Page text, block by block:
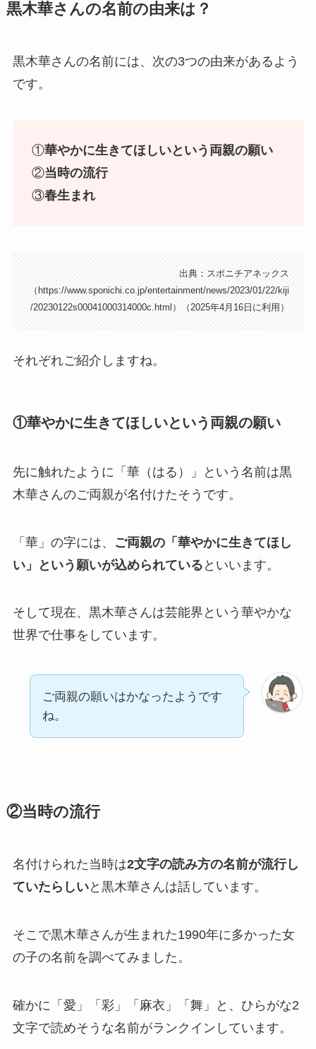
黒木華さんの名前の由来は？
黒木華さんの名前には、次の3つの由来があるよう
です。
①華やかに生きてほしいという両親の願い
②当時の流行
③春生まれ
出典：スポニチアネックス
（https://www.sponichi.co.jp/entertainment/news/2023/01/22/kiji
/20230122s00041000314000c.html）（2025年4月16日に利用）
それぞれご紹介しますね。
①華やかに生きてほしいという両親の願い
先に触れたように「華（はる）」という名前は黒
木華さんのご両親が名付けたそうです。
「華」の字には、
ご両親の「華やかに生きてほし
い」という願いが込められている といいます。
そして現在、黒木華さんは芸能界という華やかな
世界で仕事をしています。
ご両親の願いはかなったようです
ね。
②当時の流行
名付けられた当時は2文字の読み方の名前が流行し
ていたらしいと黒木華さんは話しています。
そこで黒木華さんが生まれた1990年に多かった女
の子の名前を調べてみました。
確かに「愛」「彩」「麻衣」「舞」と、ひらがな2
文字で読めそうな名前がランクインしています。